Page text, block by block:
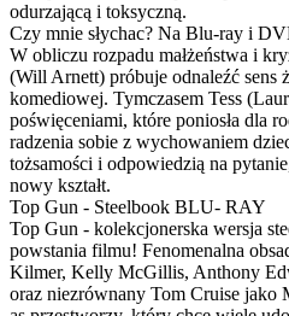
odurzającą i toksyczną.
Czy mnie słychac? Na Blu-ray i
W obliczu rozpadu małżeństwa i
(Will Arnett) próbuje odnaleźć sens
komediowej. Tymczasem Tess
poświęceniami, które poniosła dla
radzenia sobie z wychowaniem
tożsamości i odpowiedzią na
nowy kształt.
Top Gun - Steelbook BLU- RAY
Top Gun - kolekcjonerska wersja
powstania filmu! Fenomenalna
Kilmer, Kelly McGillis, Anthony
oraz niezrównany Tom Cruise jako